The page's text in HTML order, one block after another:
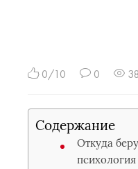
0/10 0 38
Содержание
Откуда
психология